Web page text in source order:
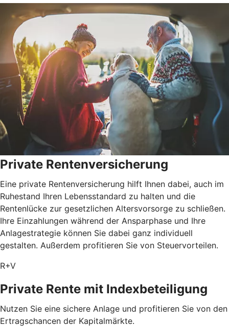
Private Rentenversicherung
Eine private Rentenversicherung hilft Ihnen dabei, auch im
Ruhestand Ihren Lebensstandard zu halten und die
Rentenlücke zur gesetzlichen Altersvorsorge zu schließen.
Ihre Einzahlungen während der Ansparphase und Ihre
Anlagestrategie können Sie dabei ganz individuell
gestalten. Außerdem profitieren Sie von Steuervorteilen.
R+V
Private Rente mit Index­beteiligung
Nutzen Sie eine sichere Anlage und profitieren Sie von den
Ertragschancen der Kapitalmärkte.